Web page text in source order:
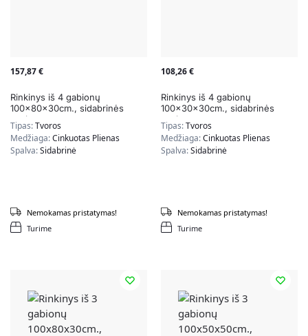
157,87€
Rinkinys iš 4 gabionų
100x80x30cm., sidabrinės
spalvos
Tipas:Tvoros
Medžiaga:Cinkuotas Plienas
Spalva:Sidabrinė
Turime
Nemokamas pristatymas!
108,26€
Rinkinys iš 4 gabionų
100x30x30cm., sidabrinės
spalvos
Tipas:Tvoros
Medžiaga:Cinkuotas Plienas
Spalva:Sidabrinė
Turime
Nemokamas pristatymas!